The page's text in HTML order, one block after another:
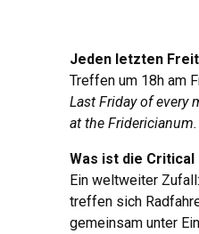
Jeden letzten
Treffen um 18h am
Last Friday of every
at the Fridericianum.
Was ist die Critical
Ein weltweiter
treffen sich
gemeinsam unter